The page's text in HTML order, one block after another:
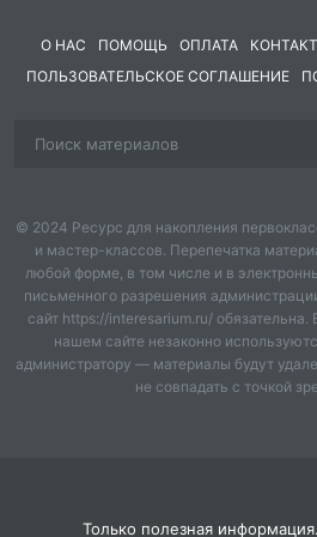
Структурированный конспект:
содержит детальное описание
оборудования и дидактических
сценарий проведения урока, а
творческое домашнее задание.
Ключи к заданиям:Ответы и
направления рассуждений
подразумеваются ходом урока
учителя к обсуждению.
О НАС ПОМОЩЬ ОПЛАТА
ПОЛЬЗОВАТЕЛЬСКОЕ СОГЛАШЕНИЕ
© 2024 Ресурс для накопления
и мастер-классов. Перепечатка
любой форме, в том числе и в
письменного разрешения
сайт https://interesarium.ru/
нашем сайте незаконно
администратору — материалы будут
не совпадать с точкой
Только полезная